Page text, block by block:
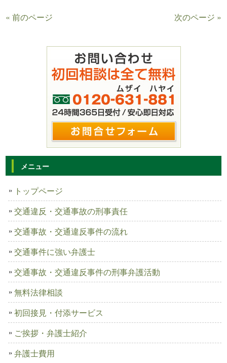
« 前のページ 次のページ »
メニュー
トップページ
交通違反・交通事故の刑事責任
交通事故・交通違反事件の流れ
交通事件に強い弁護士
交通事故・交通違反事件の刑事弁護活動
無料法律相談
初回接見・付添サービス
ご挨拶・弁護士紹介
弁護士費用